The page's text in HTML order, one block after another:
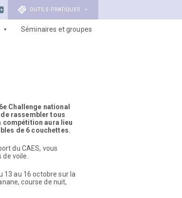
OUTILS PRATIQUES
Séminaires et groupes
Challenge national
de rassembler tous
compétition aura lieu
de 6 couchettes.
du CAES, vous
voile.
13 au 16 octobre sur la
course de nuit,